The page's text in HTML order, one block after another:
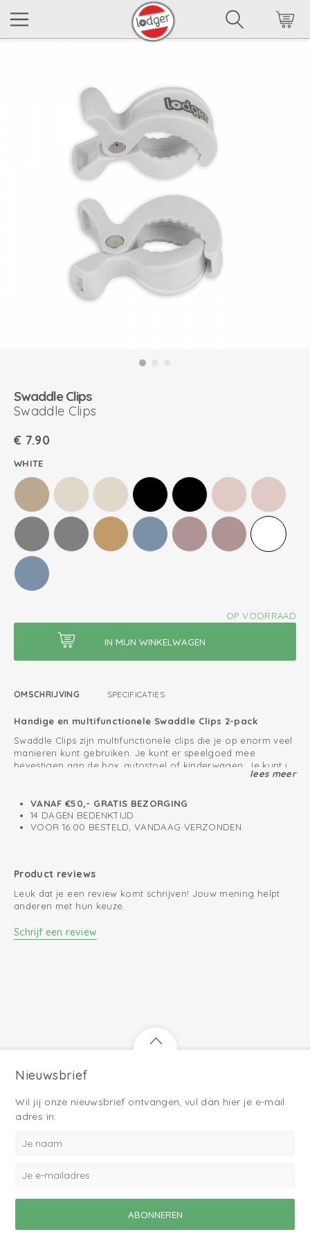
Swaddle Clips
Swaddle Clips
€ 7.90
WHITE
OP VOORRAAD
OMSCHRIJVING SPECIFICATIES
Handige en multifunctionele Swaddle Clips 2-pack
Swaddle Clips zijn multifunctionele clips die je op enorm veel
manieren kunt gebruiken. Je kunt er speelgoed mee
bevestigen aan de box, autostoel of kinderwagen. Je kunt je
boodschappentas vast clippen aan de kinderwagen en je
wasknijper!
met een hydrofiele doek. Hierdoor kan je baby rustig slapen
in de maxi cosi of kinderwagen. Let op dat je de
kinderwagen of maxi cosi nooit volledig afsluit met een
Klemmen voor multifunctioneel gebruik
lees meer
VANAF €50,- GRATIS BEZORGING
14 DAGEN BEDENKTIJD
VOOR 16:00 BESTELD, VANDAAG VERZONDEN
Product reviews
Leuk dat je een review komt schrijven! Jouw mening helpt
anderen met hun keuze.
Schrijf een review
Nieuwsbrief
Wil jij onze nieuwsbrief ontvangen, vul dan hier je e-mail
adres in: